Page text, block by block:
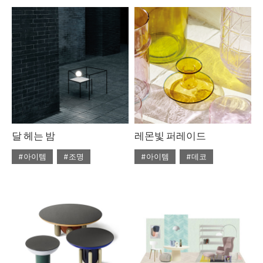
#ISSUE263
#테이블
#6월호 뉴
#뉴
#디올
#라탄
#리넨
#우드
#의자
#자라홈
#조명
#체어
#테이블
#토즈
#펌리빙
달 헤는 밤
#아이템
#조명
#조명 디자인
#테이블
#트렌드
레몬빛 퍼레이드
#아이템
#데코
#에르메스
#테이블
#토즈
#패션